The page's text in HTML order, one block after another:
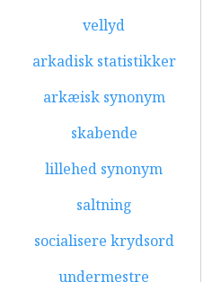
vellyd
arkadisk statistikker
arkæisk synonym
skabende
lillehed synonym
saltning
socialisere krydsord
undermestre